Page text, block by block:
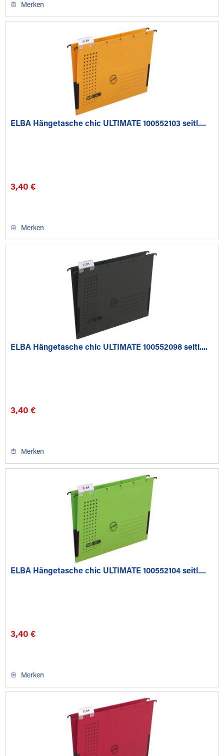
Merken
ELBA Hängetasche chic ULTIMATE 100552103 seitl....
3,40 €
Merken
ELBA Hängetasche chic ULTIMATE 100552098 seitl....
3,40 €
Merken
ELBA Hängetasche chic ULTIMATE 100552104 seitl....
3,40 €
Merken